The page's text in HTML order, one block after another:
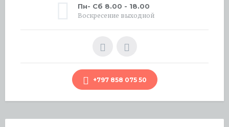
Пн- Сб 8.00 - 18.00
Воскресение выходной
+797 858 075 50